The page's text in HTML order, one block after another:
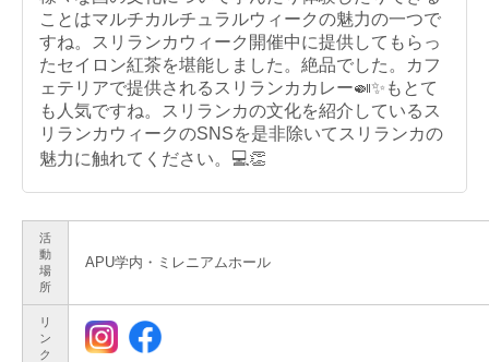
ことはマルチカルチュラルウィークの魅力の一つで
すね。スリランカウィーク開催中に提供してもらっ
たセイロン紅茶を堪能しました。絶品でした。カフ
ェテリアで提供されるスリランカカレー🍛✨もとて
も人気ですね。スリランカの文化を紹介しているス
リランカウィークのSNSを是非除いてスリランカの
魅力に触れてください。💻👏
活
動
場
所
APU学内・ミレニアムホール
リ
ン
ク